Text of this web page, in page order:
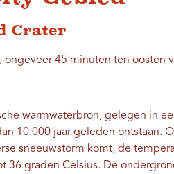
Crater
ongeveer 45 minuten ten oosten
warmwaterbron, gelegen in
10.000 jaar geleden ontstaan.
sneeuwstorm komt, de
36 graden Celsius. De